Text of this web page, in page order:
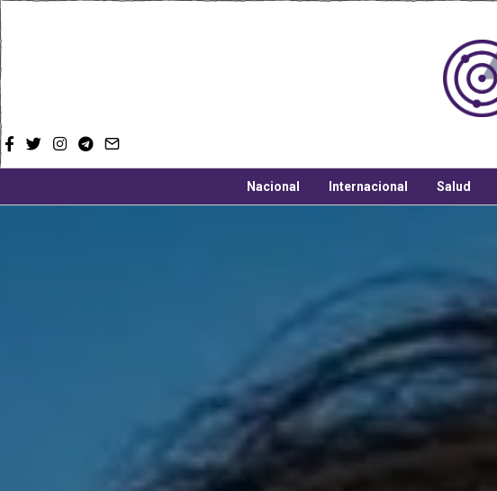
Nacional Internacional Salud